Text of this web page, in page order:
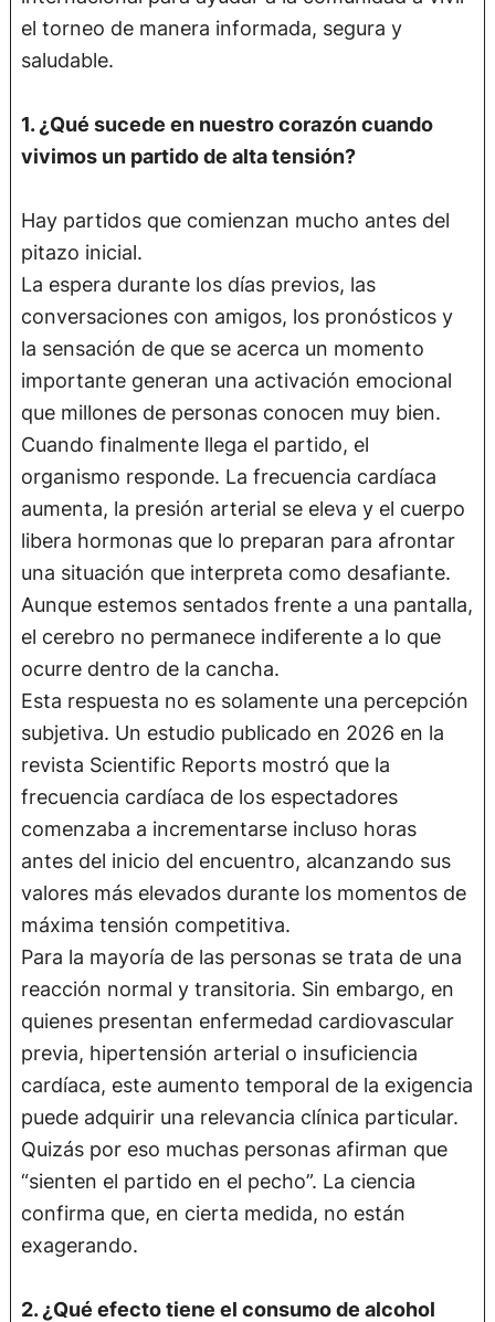
el torneo de manera informada, segura y
saludable.
1. ¿Qué sucede en nuestro corazón cuando
vivimos un partido de alta tensión?
Hay partidos que comienzan mucho antes del
pitazo inicial.
La espera durante los días previos, las
conversaciones con amigos, los pronósticos y
la sensación de que se acerca un momento
importante generan una activación emocional
que millones de personas conocen muy bien.
Cuando finalmente llega el partido, el
organismo responde. La frecuencia cardíaca
aumenta, la presión arterial se eleva y el cuerpo
libera hormonas que lo preparan para afrontar
una situación que interpreta como desafiante.
Aunque estemos sentados frente a una pantalla,
el cerebro no permanece indiferente a lo que
ocurre dentro de la cancha.
Esta respuesta no es solamente una percepción
subjetiva. Un estudio publicado en 2026 en la
revista Scientific Reports mostró que la
frecuencia cardíaca de los espectadores
comenzaba a incrementarse incluso horas
antes del inicio del encuentro, alcanzando sus
valores más elevados durante los momentos de
máxima tensión competitiva.
Para la mayoría de las personas se trata de una
reacción normal y transitoria. Sin embargo, en
quienes presentan enfermedad cardiovascular
previa, hipertensión arterial o insuficiencia
cardíaca, este aumento temporal de la exigencia
puede adquirir una relevancia clínica particular.
Quizás por eso muchas personas afirman que
“sienten el partido en el pecho”. La ciencia
confirma que, en cierta medida, no están
exagerando.
2. ¿Qué efecto tiene el consumo de alcohol